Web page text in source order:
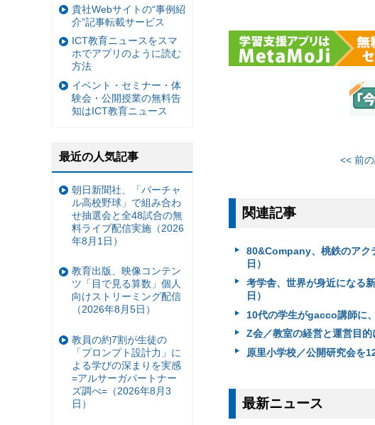
<< 前
関連記事
80&Company、桃鉄のアク
日）
考学舎、世界が身近になる
日）
10代の学生がgacco講師に
Z会／教室の経営と運営目
原里小学校／公開研究会を
最新ニュース
貴社Webサイトの“事例紹
介”記事転載サービス
ICT教育ニュースをスマ
ホでアプリのように読む
方法
イベント・セミナー・体
験会・公開授業の無料告
知はICT教育ニュース
最近の人気記事
朝日新聞社、「バーチャ
ル高校野球」で組み合わ
せ抽選会と全48試合の無
料ライブ配信実施（2026
年8月1日）
教育出版、映像コンテン
ツ「目で見る算数」個人
向けストリーミング配信
（2026年8月5日）
教員の約7割が生徒の
「プロンプト設計力」に
よる学びの深まりを実感
=アルサーガパートナー
ズ調べ=（2026年8月3
日）